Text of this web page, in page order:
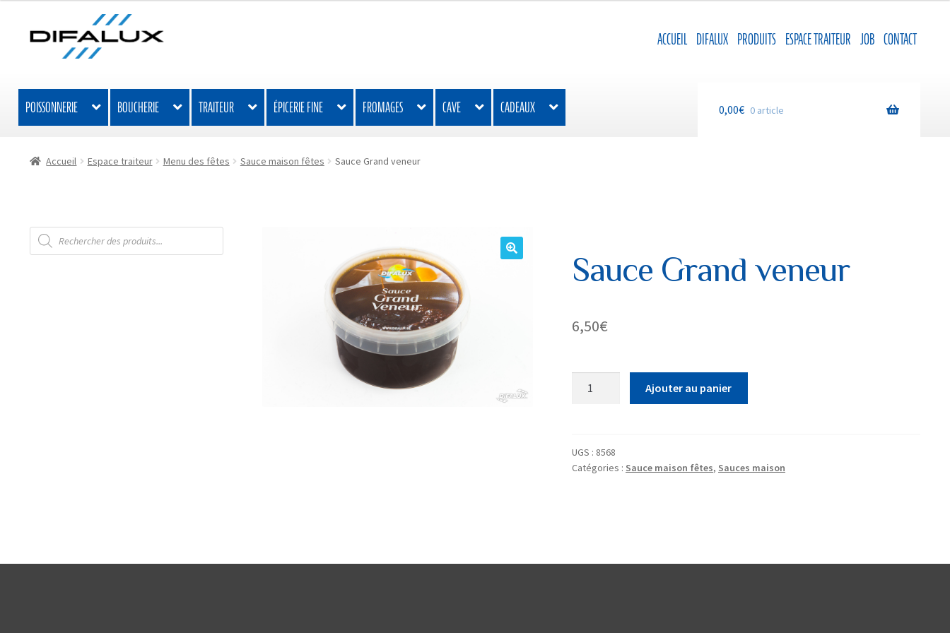
à
au
contenu
ACCUEIL DIFALUX PRODUITS ESPACE TRAITEUR JOB CONTACT
POISSONNERIE BOUCHERIE TRAITEUR ÉPICERIE FINE FROMAGES CAVE CADEAUX 0,00€ 0 article
Accueil Espace traiteur Menu des fêtes Sauce maison fêtes Sauce Grand veneur
Sauce Grand veneur
6,50€
veneur
Ajouter au panier
UGS : 8568
Catégories : Sauce maison fêtes, Sauces maison
Recherche
de
produits